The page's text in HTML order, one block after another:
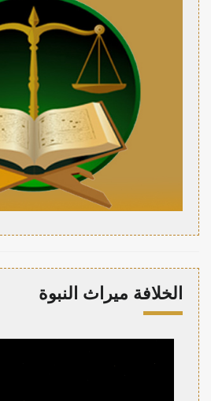
الخلافة ميراث النبوة